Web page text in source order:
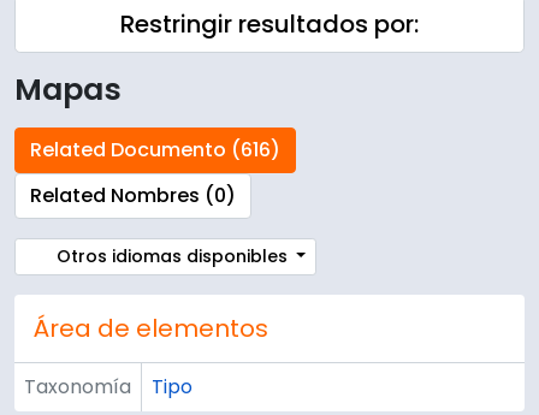
Restringir resultados por:
Mapas
Related Documento (616)
Related Nombres (0)
Otros idiomas disponibles
Área de elementos
Taxonomía Tipo